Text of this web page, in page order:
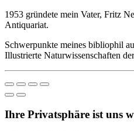
1953 gründete mein Vater, Fritz
Antiquariat.
Schwerpunkte meines bibliophil
Illustrierte Naturwissenschaften
Ihre Privatsphäre ist uns